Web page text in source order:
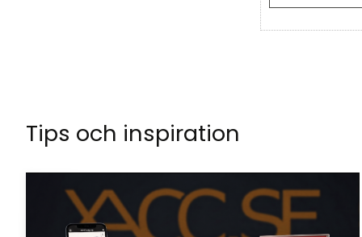
Tips och inspiration